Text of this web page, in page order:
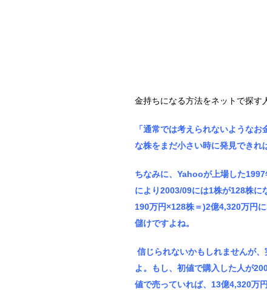
金持ちになる方法をネットで探す
「通常では考えられないような
な株をまだ小さい時に発見できれ
ちなみに、Yahooが上場した
により2003/09には1株が128株に
190万円×128株＝)2億4,320万円
儲けですよね。
信じられないかもしれませんが
よ。もし、初値で購入した人が
値で売っていれば、13億4,320万